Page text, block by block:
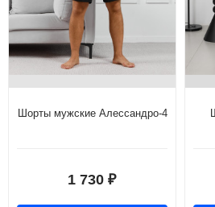
Шорты мужские Алессандро-4
1 730 ₽